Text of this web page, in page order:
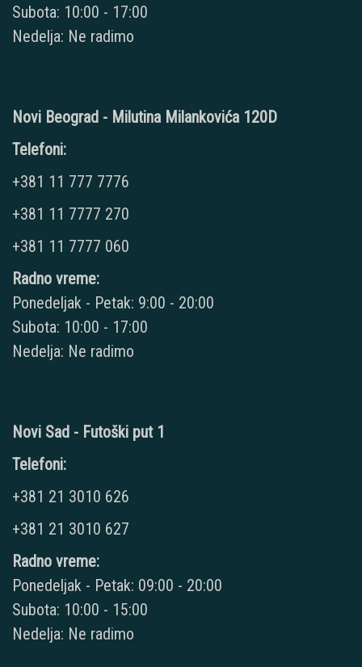
Subota: 10:00 - 17:00
Nedelja: Ne radimo
Novi Beograd - Milutina Milankovića 120D
Telefoni:
+381 11 777 7776
+381 11 7777 270
+381 11 7777 060
Radno vreme:
Ponedeljak - Petak: 9:00 - 20:00
Subota: 10:00 - 17:00
Nedelja: Ne radimo
Novi Sad - Futoški put 1
Telefoni:
+381 21 3010 626
+381 21 3010 627
Radno vreme:
Ponedeljak - Petak: 09:00 - 20:00
Subota: 10:00 - 15:00
Nedelja: Ne radimo